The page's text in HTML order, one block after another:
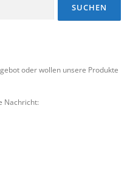
oder wollen unsere Produkte
Nachricht: